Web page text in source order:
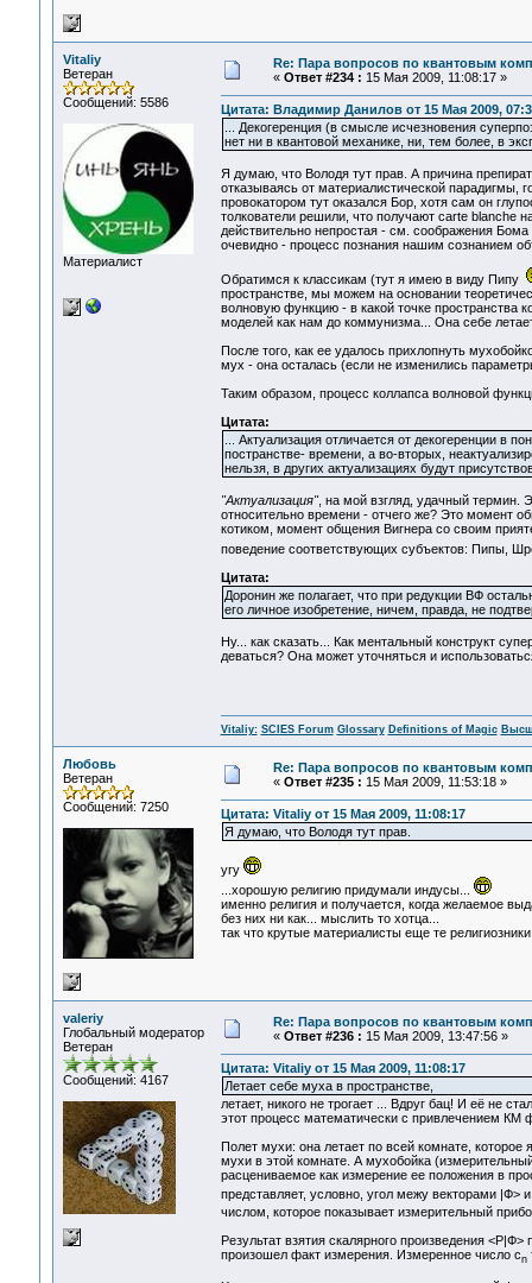
Vitaliy
Ветеран
Сообщений: 5586
Материалист
Re: Пара вопросов по квантовым
« Ответ #234 : 15 Мая 2009, 11:08:17 »
Цитата: Владимир Данилов от 15 Мая 2009,
... Декогеренция (в смысле исчезновения
нет ни в квантовой механике, ни, тем более, в
Я думаю, что Володя тут прав. А причина
отказываясь от материалистической парадигмы,
провокатором тут оказался Бор, хотя сам он
толкователи решили, что получают carte blanche
действительно непростая - см. соображения
очевидно - процесс познания нашим сознанием
Обратимся к классикам (тут я имею в виду Пипу
пространстве, мы можем на основании
волновую функцию - в какой точке пространства
моделей как нам до коммунизма... Она себе
После того, как ее удалось прихлопнуть
мух - она осталась (если не изменились
Таким образом, процесс коллапса волновой
Цитата:
... Актуализация отличается от декогеренции в
постранстве- времени, а во-вторых,
нельзя, в других актуализациях будут
"Актуализация", на мой взгляд, удачный термин.
относительно времени - отчего же? Это момент
котиком, момент общения Вигнера со своим
поведение соответствующих субъектов: Пипы,
Цитата:
Доронин же полагает, что при редукции ВФ
его личное изобретение, ничем, правда, не
Ну... как сказать... Как ментальный конструкт
деваться? Она может уточняться и
Vitaliy: SCIES Forum Glossary Definitions of Magic
Любовь
Ветеран
Сообщений: 7250
Re: Пара вопросов по квантовым
« Ответ #235 : 15 Мая 2009, 11:53:18 »
Цитата: Vitaliy от 15 Мая 2009, 11:08:17
Я думаю, что Володя тут прав.
угу
...хорошую религию придумали индусы...
именно религия и получается, когда желаемое
без них ни как... мыслить то хотца...
так что крутые материалисты еще те
valeriy
Глобальный модератор
Ветеран
Сообщений: 4167
Re: Пара вопросов по квантовым
« Ответ #236 : 15 Мая 2009, 13:47:56 »
Цитата: Vitaliy от 15 Мая 2009, 11:08:17
Летает себе муха в пространстве,
летает, никого не трогает ... Вдруг бац! И её не
этот процесс математически с привлечением КМ
Полет мухи: она летает по всей комнате,
мухи в этой комнате. А мухобойка
расцениваемое как измерение ее положения в
представляет, условно, угол межу векторами |Ф>
числом, которое показывает измерительный
Результат взятия скалярного произведения
произошел факт измерения. Измеренное число сn